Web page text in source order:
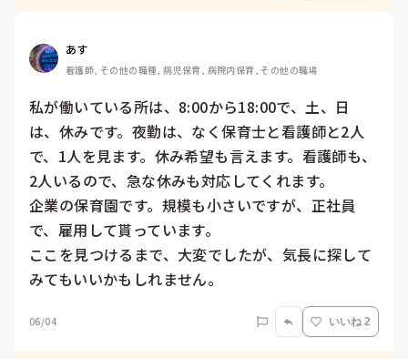
あす
看護師, その他の職種, 病児保育, 病院内保育, その他の職場
私が働いている所は、8:00から18:00で、土、日
は、休みです。夜勤は、なく保育士と看護師と2人
で、1人を見ます。休み希望も言えます。看護師も、
2人いるので、急な休みも対応してくれます。
企業の保育園です。規模も小さいですが、正社員
で、雇用して貰っています。
ここを見つけるまで、大変でしたが、気長に探して
みてもいいかもしれません。
06/04 いいね 2